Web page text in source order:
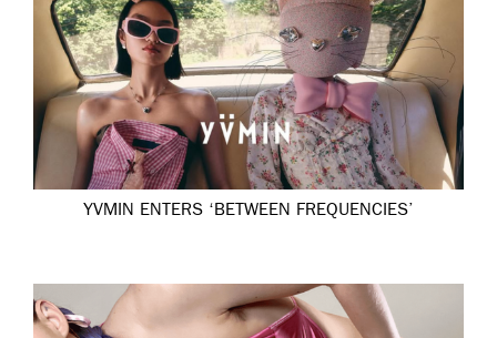
YVMIN ENTERS ‘BETWEEN FREQUENCIES’